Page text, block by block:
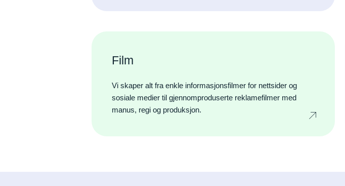
Film
Vi skaper alt fra enkle informasjonsfilmer for nettsider og
sosiale medier til gjennomproduserte reklamefilmer med
manus, regi og produksjon.